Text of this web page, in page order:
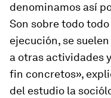
denominamos así
Son sobre todo
ejecución, se
a otras actividades
fin concretos»,
del estudio la